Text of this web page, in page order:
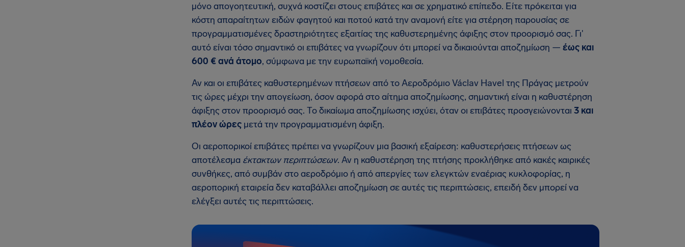
μόνο απογοητευτική, συχνά κοστίζει στους επιβάτες και σε χρηματικό επίπεδο. Είτε πρόκειται για
κόστη απαραίτητων ειδών φαγητού και ποτού κατά την αναμονή είτε για στέρηση παρουσίας σε
προγραμματισμένες δραστηριότητες εξαιτίας της καθυστερημένης άφιξης στον προορισμό σας. Γι'
αυτό είναι τόσο σημαντικό οι επιβάτες να γνωρίζουν ότι μπορεί να δικαιούνται αποζημίωση — έως και
600 €ανά άτομο, σύμφωνα με την ευρωπαϊκή νομοθεσία.
Αν και οι επιβάτες καθυστερημένων πτήσεων από το Αεροδρόμιο Václav Havel της Πράγας μετρούν
τις ώρες μέχρι την απογείωση, όσον αφορά στο αίτημα αποζημίωσης, σημαντική είναι η καθυστέρηση
άφιξης στον προορισμό σας. Το δικαίωμα αποζημίωσης ισχύει, όταν οι επιβάτες προσγειώνονται 3 και
πλέον ώρες μετά την προγραμματισμένη άφιξη.
Οι αεροπορικοί επιβάτες πρέπει να γνωρίζουν μια βασική εξαίρεση: καθυστερήσεις πτήσεων ως
αποτέλεσμα έκτακτων περιπτώσεων. Αν η καθυστέρηση της πτήσης προκλήθηκε από κακές καιρικές
συνθήκες, από συμβάν στο αεροδρόμιο ή από απεργίες των ελεγκτών εναέριας κυκλοφορίας, η
αεροπορική εταιρεία δεν καταβάλλει αποζημίωση σε αυτές τις περιπτώσεις, επειδή δεν μπορεί να
ελέγξει αυτές τις περιπτώσεις.